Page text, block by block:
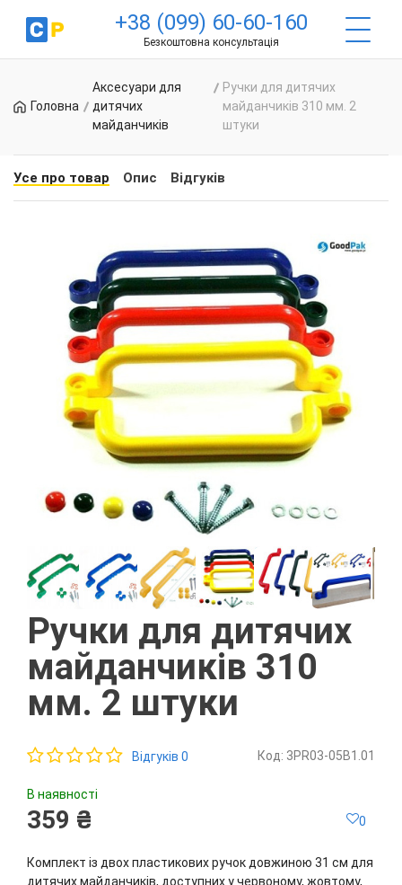
+38 (099) 60-60-160
Безкоштовна консультація
Головна
Аксесуари для
дитячих
майданчиків
Ручки для дитячих
майданчиків 310 мм. 2
штуки
Усе про товар Опис Відгуків
Ручки для дитячих
майданчиків 310
мм. 2 штуки
Відгуків 0 Код: 3PR03-05B1.01
В наявності
359 ₴ 0
Комплект із двох пластикових ручок довжиною 31 см для
дитячих майданчиків, доступних у червоному, жовтому,